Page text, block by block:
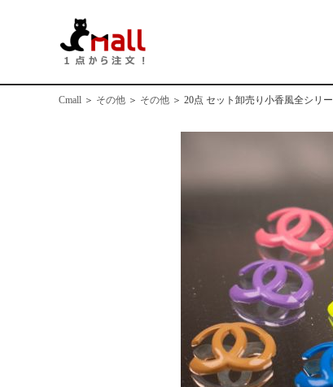
Cmall ＞ その他 ＞ その他 ＞ 20点 セット卸売り小香風全シリ